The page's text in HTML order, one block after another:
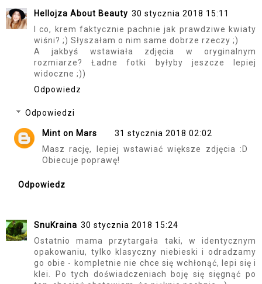
Hellojza About Beauty 30 stycznia 2018 15:11
I co, krem faktycznie pachnie jak prawdziwe kwiaty
wiśni? ;) Słyszałam o nim same dobrze rzeczy ;)
A jakbyś wstawiała zdjęcia w oryginalnym
rozmiarze? Ładne fotki byłyby jeszcze lepiej
widoczne ;))
Odpowiedz
Odpowiedzi
Mint on Mars
31 stycznia 2018 02:02
Masz rację, lepiej wstawiać większe zdjęcia :D
Obiecuje poprawę!
Odpowiedz
SnuKraina 30 stycznia 2018 15:24
Ostatnio mama przytargała taki, w identycznym
opakowaniu, tylko klasyczny niebieski i odradzamy
go obie - kompletnie nie chce się wchłonąć, lepi się i
klei. Po tych doświadczeniach boję się sięgnąć po